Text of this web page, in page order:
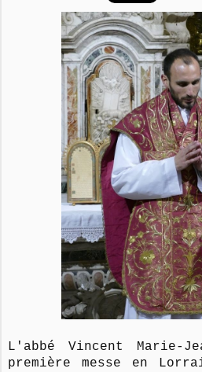
L'abbé Vincent Marie-
première messe en